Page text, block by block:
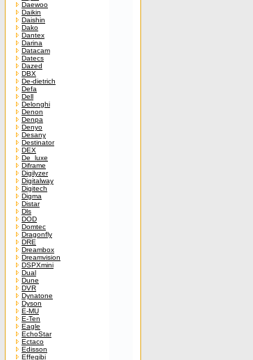
Daewoo
Daikin
Daishin
Dako
Dantex
Darina
Datacam
Datecs
Dazed
DBX
De-dietrich
Defa
Dell
Delonghi
Denon
Denpa
Denyo
Desany
Destinator
DEX
De_luxe
Diframe
Digilyzer
Digitalway
Digitech
Digma
Distar
Dls
DOD
Domtec
Dragonfly
DRE
Dreambox
Dreamvision
DSPXmini
Dual
Dune
DVR
Dynatone
Dyson
E-MU
E-Ten
Eagle
EchoStar
Ectaco
Edisson
Effegibi